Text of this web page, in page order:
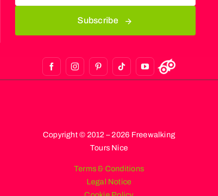
Subscribe
Copyright © 2012 – 2026 Freewalking
Tours Nice
Terms & Conditions
Legal Notice